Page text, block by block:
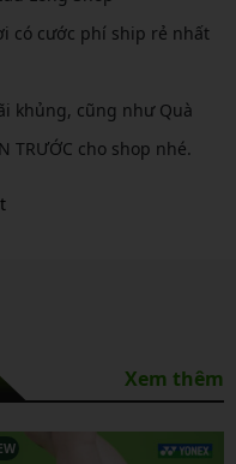
có cước phí ship rẻ nhất
khủng, cũng như Quà
TRƯỚC cho shop nhé.
Xem thêm